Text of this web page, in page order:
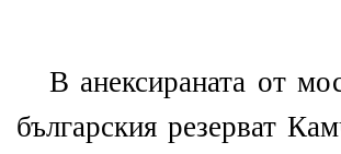
В анексираната от
българския резерват